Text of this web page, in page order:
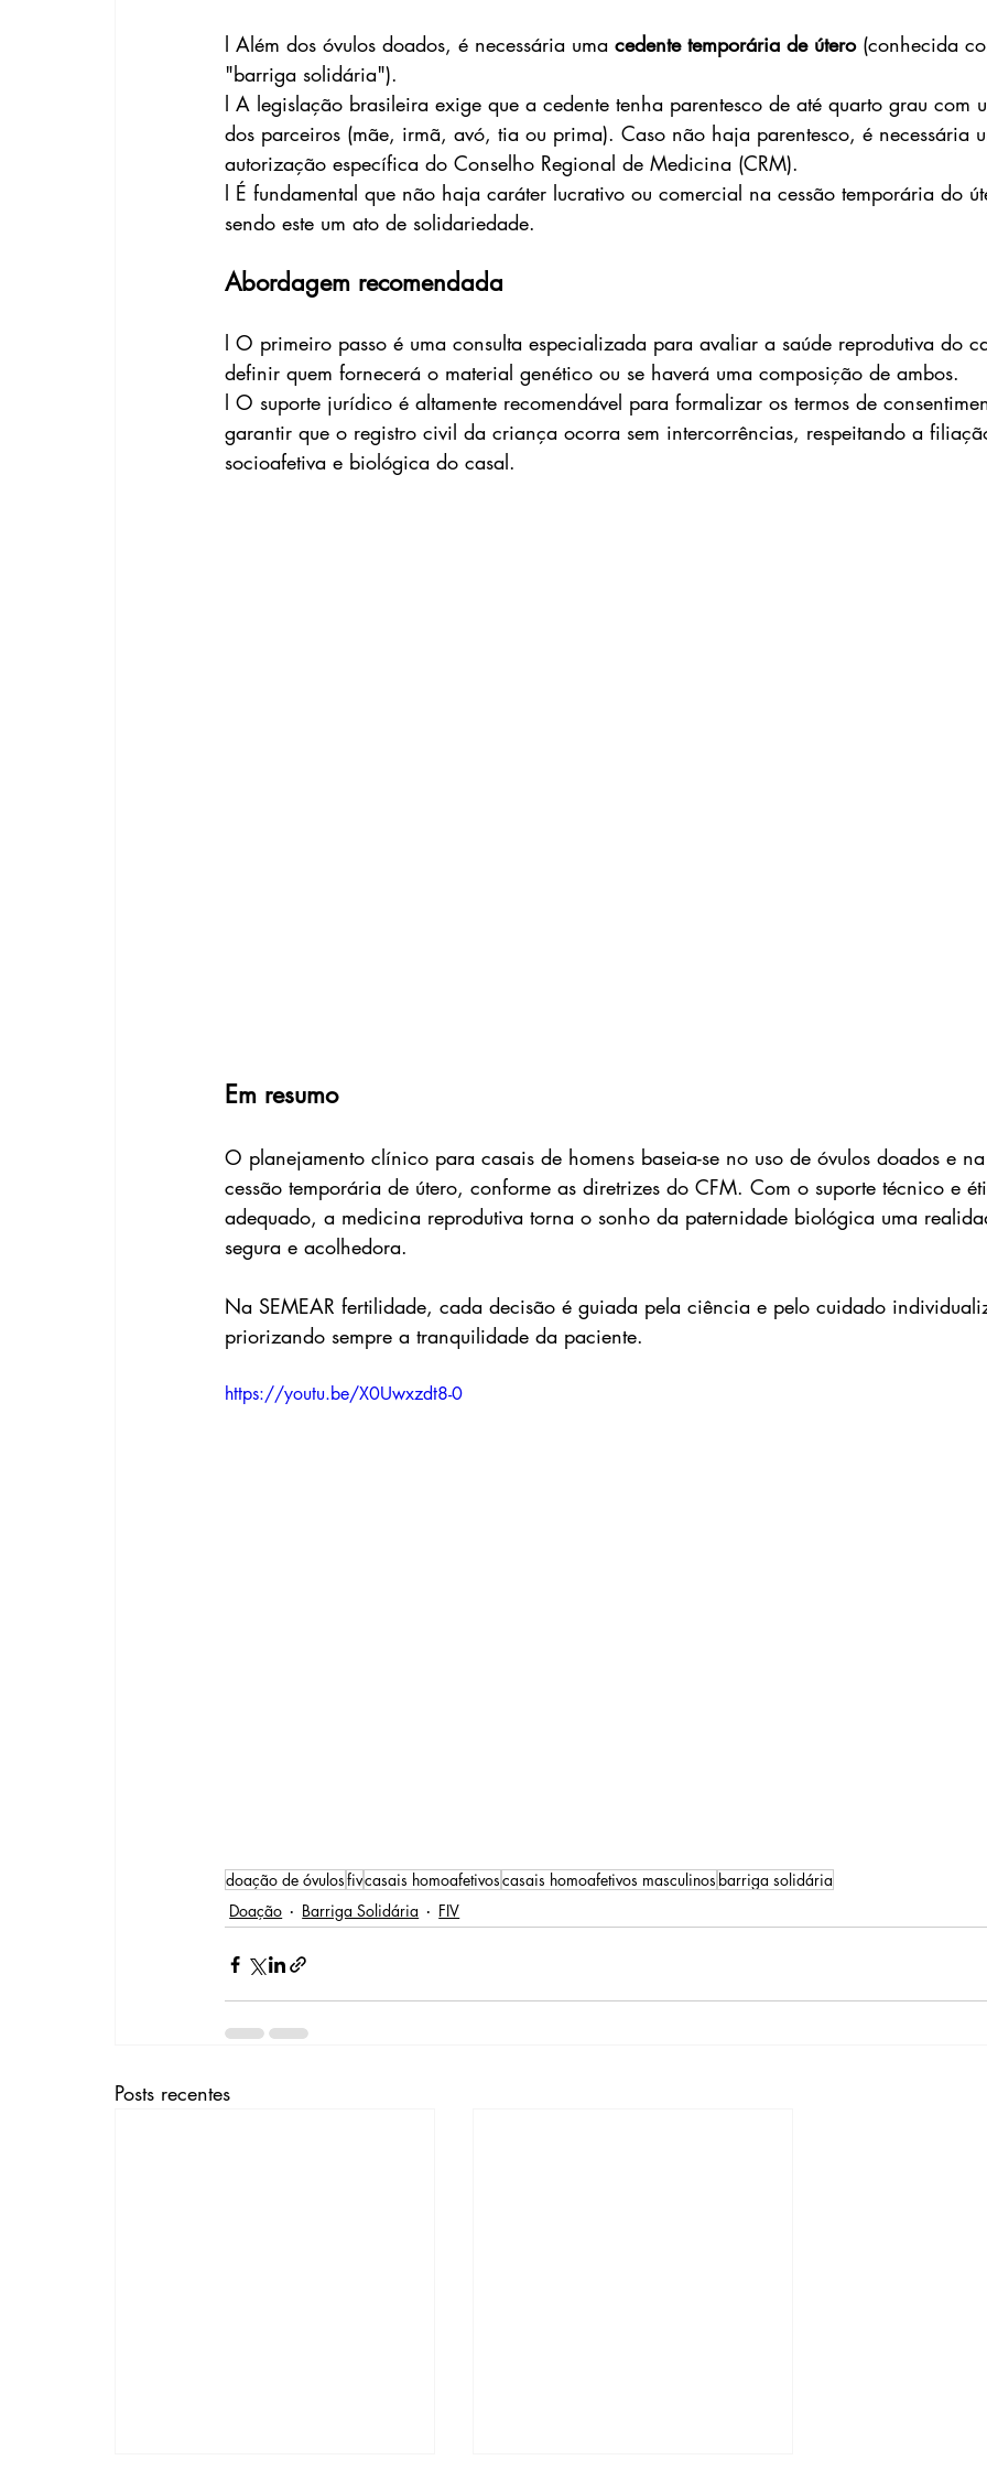
l Além dos óvulos doados, é necessária uma cedente temporária de útero (conhecida
"barriga solidária").
l A legislação brasileira exige que a cedente tenha parentesco de até quarto grau com
dos parceiros (mãe, irmã, avó, tia ou prima). Caso não haja parentesco, é necessária
autorização específica do Conselho Regional de Medicina (CRM).
l É fundamental que não haja caráter lucrativo ou comercial na cessão temporária do
sendo este um ato de solidariedade.
Abordagem recomendada
l O primeiro passo é uma consulta especializada para avaliar a saúde reprodutiva do
definir quem fornecerá o material genético ou se haverá uma composição de ambos.
l O suporte jurídico é altamente recomendável para formalizar os termos de
garantir que o registro civil da criança ocorra sem intercorrências, respeitando a
socioafetiva e biológica do casal.
Em resumo
O planejamento clínico para casais de homens baseia-se no uso de óvulos doados e na
cessão temporária de útero, conforme as diretrizes do CFM. Com o suporte técnico e
adequado, a medicina reprodutiva torna o sonho da paternidade biológica uma
segura e acolhedora.
Na SEMEAR fertilidade, cada decisão é guiada pela ciência e pelo cuidado
priorizando sempre a tranquilidade da paciente.
https://youtu.be/X0Uwxzdt8-0
doação de óvulosfivcasais homoafetivoscasais homoafetivos masculinos barriga solidária
Doação
Barriga Solidária FIV
Posts recentes